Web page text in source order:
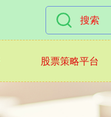
股票策略平台